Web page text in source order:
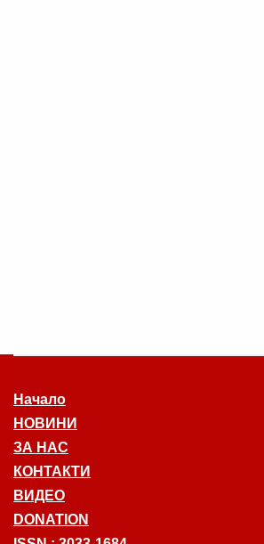
Начало
НОВИНИ
ЗА НАС
КОНТАКТИ
ВИДЕО
DONATION